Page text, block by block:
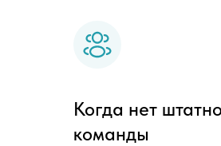
Когда нет
команды